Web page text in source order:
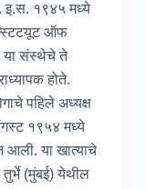
इ.स. १९४५ मध्ये
ऑफ
या संस्थेचे ते
होते.
पहिले अध्यक्ष
१९५४ मध्ये
आली. या खात्याचे
तुर्भे (मुंबई) येथील